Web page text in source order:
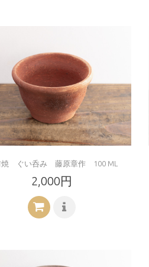
焼 ぐい呑み 藤原章作 100 ML
2,000円